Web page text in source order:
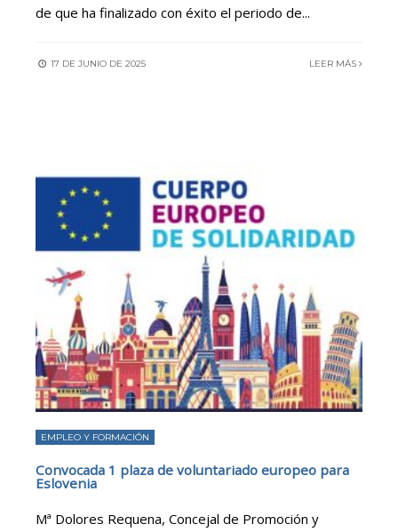
de que ha finalizado con éxito el periodo de...
17 DE JUNIO DE 2025 LEER MÁS
EMPLEO Y FORMACIÓN
Convocada 1 plaza de voluntariado europeo para
Eslovenia
Mª Dolores Requena, Concejal de Promoción y